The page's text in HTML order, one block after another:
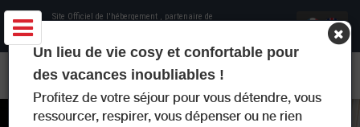
Site Officiel de l'hébergement , partenaire de
MAISON LE MARGOZ - LES MENUIRES
Un lieu de vie cosy et confortable pour
des vacances inoubliables !
Profitez de votre séjour pour vous détendre, vous
ressourcer, respirer, vous dépenser ou ne rien